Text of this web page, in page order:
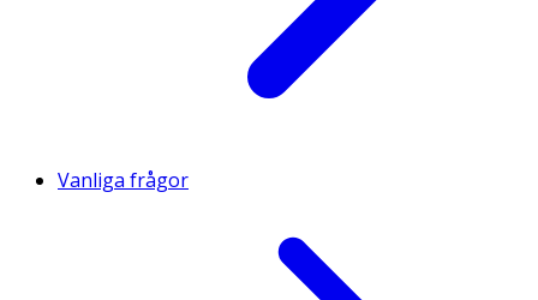
Vanliga frågor